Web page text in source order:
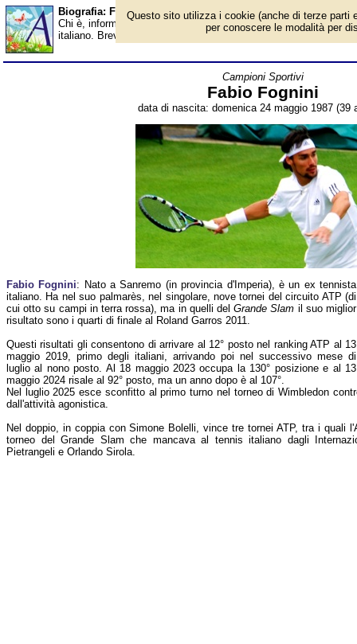
Biografia: Fabio Fognini - età - Almanacco
Chi è, informazioni, foto, qual è la data di nascita, età, dove è
italiano. Breve biografia. Voce dell'Almanacco.
Campioni Sportivi
Fabio Fognini
data di nascita: domenica 24 maggio 1987 (39
Fabio Fognini: Nato a Sanremo (in provincia d'Imperia), è un ex tennista
italiano. Ha nel suo palmarès, nel singolare, nove tornei del circuito ATP (di
cui otto su campi in terra rossa), ma in quelli delGrande Slam il suo miglior
risultato sono i quarti di finale al Roland Garros 2011.
Questi risultati gli consentono di arrivare al 12° posto nel ranking ATP al 13
maggio 2019, primo degli italiani, arrivando poi nel successivo mese di
luglio al nono posto. Al 18 maggio 2023 occupa la 130° posizione e al 13
maggio 2024 risale al 92° posto, ma un anno dopo è al 107°.
Nel luglio 2025 esce sconfitto al primo turno nel torneo di Wimbledon
dall'attività agonistica.
Nel doppio, in coppia con Simone Bolelli, vince tre tornei ATP, tra i quali
torneo del Grande Slam che mancava al tennis italiano dagli
Pietrangeli e Orlando Sirola.
Questo sito utilizza i cookie (anche di terze parti
per conoscere le modalità per